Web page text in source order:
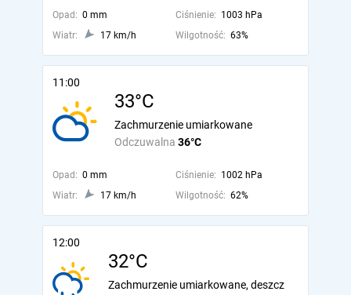
Opad: 0 mm Ciśnienie: 1003 hPa
Wiatr:
17 km/h Wilgotność: 63%
11:00
33°C
Odczuwalna 36°C
Zachmurzenie umiarkowane
Opad: 0 mm Ciśnienie: 1002 hPa
Wiatr:
17 km/h Wilgotność: 62%
12:00
32°C
Zachmurzenie umiarkowane, deszcz